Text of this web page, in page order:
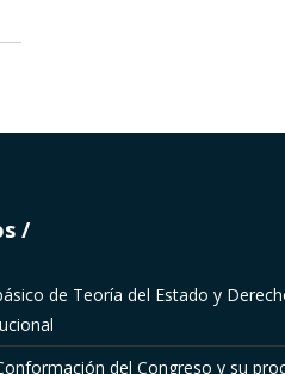
de Teoría del Estado y
del Congreso y su